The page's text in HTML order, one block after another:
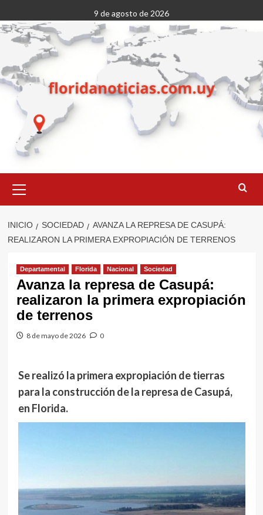
al
contenido
9 de agosto de 2026
primario
INICIO SOCIEDAD
AVANZA LA REPRESA DE CASUPÁ:
REALIZARON LA PRIMERA EXPROPIACIÓN DE TERRENOS
Departamental Florida Nacional Sociedad
Avanza la represa de Casupá:
realizaron la primera expropiación
de terrenos
8 de mayo de 2026 0
Se realizó la primera expropiación de tierras
para la construcción de la represa de Casupá,
en Florida.